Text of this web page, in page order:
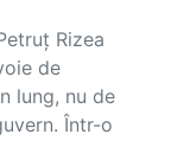
Rizea
de
lung, nu de
Într-o